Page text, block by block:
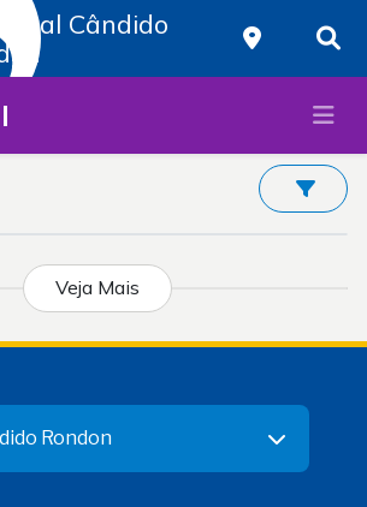
Cândido
Veja Mais
Rondon